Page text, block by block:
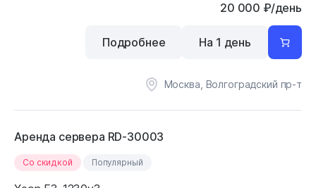
20 000 ₽/день
Москва, Волгоградский пр-т
Подробнее На 1 день
Аренда сервера RD-30003
Cо скидкой Популярный